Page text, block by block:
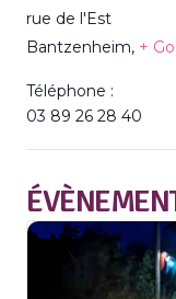
rue de l'Est
Bantzenheim, +
Téléphone :
03 89 26 28 40